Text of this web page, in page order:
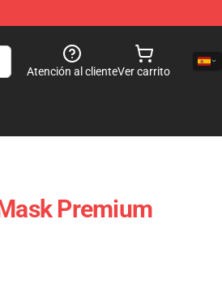
Atención al clienteVer carrito
Premium